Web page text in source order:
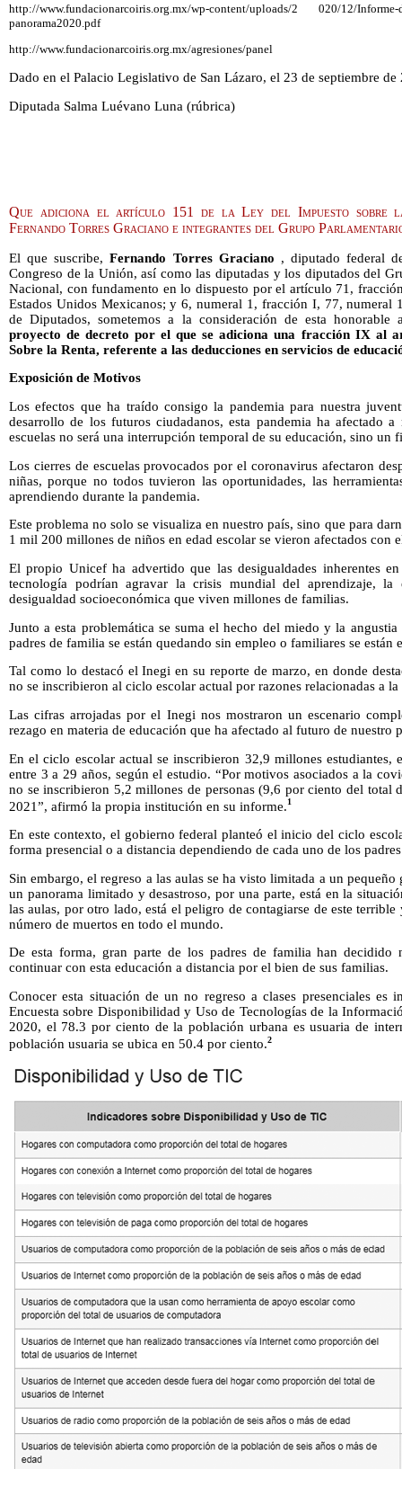
http://www.fundacionarcoiris.org.mx/wp-content/uploads/2 020/12/Informe-
panorama2020.pdf
http://www.fundacionarcoiris.org.mx/agresiones/panel
Dado en el Palacio Legislativo de San Lázaro, el 23 de septiembre de
Diputada Salma Luévano Luna (rúbrica)
Que adiciona el artículo 151 de la Ley del Impuesto sobre
Fernando Torres Graciano e integrantes del Grupo
El que suscribe,Fernando Torres Graciano , diputado federal
Congreso de la Unión, así como las diputadas y los diputados del
Nacional, con fundamento en lo dispuesto por el artículo 71,
Estados Unidos Mexicanos; y 6, numeral 1, fracción I, 77, numeral
de Diputados, sometemos a la consideración de esta honorable
proyecto de decreto por el que se adiciona una fracción IX al
Sobre la Renta, referente a las deducciones en servicios de
Exposición de Motivos
Los efectos que ha traído consigo la pandemia para nuestra
desarrollo de los futuros ciudadanos, esta pandemia ha afectado
escuelas no será una interrupción temporal de su educación, sino un
Los cierres de escuelas provocados por el coronavirus afectaron
niñas, porque no todos tuvieron las oportunidades, las
aprendiendo durante la pandemia.
Este problema no solo se visualiza en nuestro país, sino que para
1 mil 200 millones de niños en edad escolar se vieron afectados con
El propio Unicef ha advertido que las desigualdades inherentes
tecnología podrían agravar la crisis mundial del aprendizaje, la
desigualdad socioeconómica que viven millones de familias.
Junto a esta problemática se suma el hecho del miedo y la
padres de familia se están quedando sin empleo o familiares se están
Tal como lo destacó el Inegi en su reporte de marzo, en donde
no se inscribieron al ciclo escolar actual por razones relacionadas a
Las cifras arrojadas por el Inegi nos mostraron un escenario
rezago en materia de educación que ha afectado al futuro de nuestro
En el ciclo escolar actual se inscribieron 32,9 millones
entre 3 a 29 años, según el estudio. “Por motivos asociados a la
no se inscribieron 5,2 millones de personas (9,6 por ciento del total
2021”, afirmó la propia institución en su informe.1
En este contexto, el gobierno federal planteó el inicio del ciclo
forma presencial o a distancia dependiendo de cada uno de los
Sin embargo, el regreso a las aulas se ha visto limitada a un
un panorama limitado y desastroso, por una parte, está en la
las aulas, por otro lado, está el peligro de contagiarse de este
número de muertos en todo el mundo.
De esta forma, gran parte de los padres de familia han
continuar con esta educación a distancia por el bien de sus familias.
Conocer esta situación de un no regreso a clases presenciales es
Encuesta sobre Disponibilidad y Uso de Tecnologías de la
2020, el 78.3 por ciento de la población urbana es usuaria de
población usuaria se ubica en 50.4 por ciento.2